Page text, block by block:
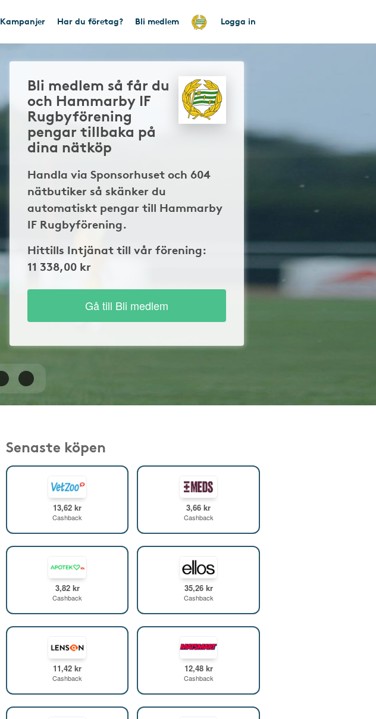
Kampanjer Har du företag? Bli medlem Logga in
Bli medlem så får du
och Hammarby IF
Rugbyförening
pengar tillbaka på
dina nätköp
Handla via Sponsorhuset och 604
nätbutiker så skänker du
automatiskt pengar till Hammarby
IF Rugbyförening.
Hittills Intjänat till vår förening:
11 338,00 kr
Gå till Bli medlem
Senaste köpen
13,62 kr
Cashback
3,66 kr
Cashback
3,82 kr
Cashback
35,26 kr
Cashback
11,42 kr
Cashback
12,48 kr
Cashback